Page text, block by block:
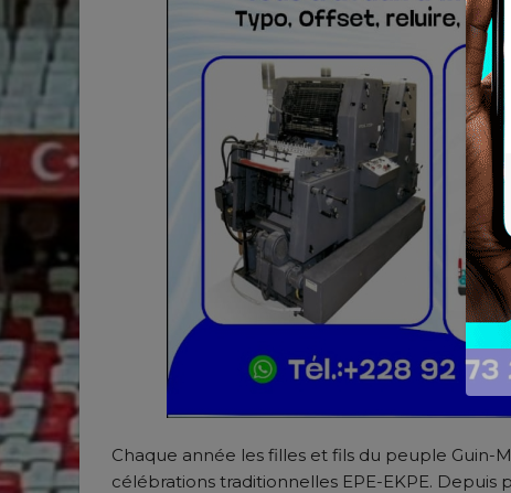
Chaque année les filles et fils du peuple Guin-
célébrations traditionnelles EPE-EKPE.